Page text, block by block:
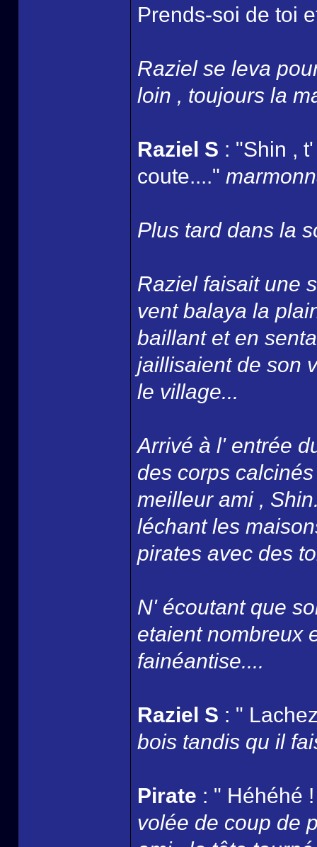
Prends-soi de toi
Raziel se leva
loin , toujours la
Raziel S : "Shin ,
coute...."
Plus tard dans la
Raziel faisait une
vent balaya la
baillant et en
jaillisaient de son
le village...
Arrivé à l' entrée
des corps
meilleur ami ,
léchant les
pirates avec des
N' écoutant que
etaient nombreux
fainéantise....
Raziel S : "
bois tandis qu il
Pirate : " Héhéhé
volée de coup de